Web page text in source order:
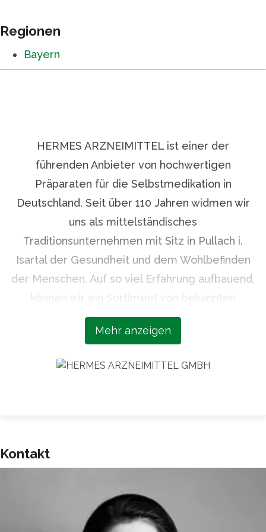
Regionen
Bayern
HERMES ARZNEIMITTEL ist einer der
führenden Anbieter von hochwertigen
Präparaten für die Selbstmedikation in
Deutschland. Seit über 110 Jahren widmen wir
uns als mittelständisches
Traditionsunternehmen mit Sitz in Pullach i.
Isartal der Gesundheit und dem Wohlbefinden
der Menschen. Auf so viel Erfahrung aufbauend,
können wir ein Sortiment von bekannten
Markenprodukten wie Biolectra, doc, Aspecton,
Betaisodona und ANTI BRUMM bieten, die
Mehr unterwww.hermes-arzneimittel.com
Mehr anzeigen
Kontakt